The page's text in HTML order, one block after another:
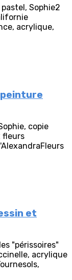
Sophie2
acrylique,
copie
fleurs
et
"périssoires"
acrylique